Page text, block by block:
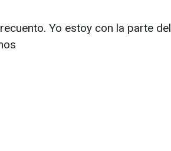
Yo estoy con la parte del